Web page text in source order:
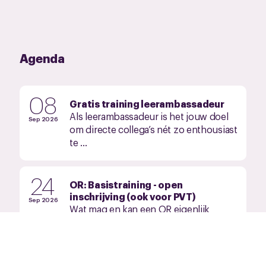
Agenda
08
Sep 2026
Gratis training leerambassadeur
Als leerambassadeur is het jouw doel
om directe collega’s nét zo enthousiast
te ...
24
Sep 2026
OR: Basistraining - open
inschrijving (ook voor PVT)
Wat mag en kan een OR eigenlijk